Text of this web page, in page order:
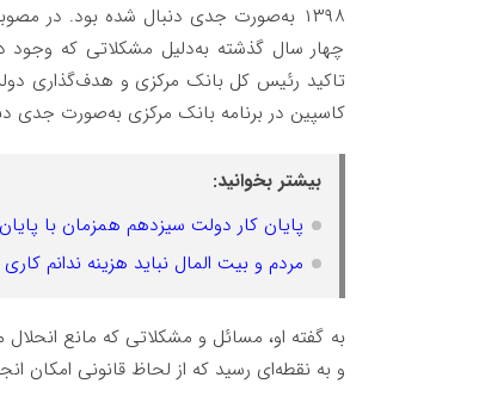
۱۳۹۸ به‌صورت جدی دنبال شده بود. در
چهار سال گذشته به‌دلیل مشکلاتی که وجود
تاکید رئیس کل بانک مرکزی و هدف‌گذاری
کاسپین در برنامه بانک مرکزی به‌صورت جدی
بیشتر بخوانید:
پایان کار دولت سیزدهم همزمان با
مردم و بیت المال نباید هزینه ندانم کاری
به گفته او، مسائل و مشکلاتی که مانع
و به نقطه‌ای رسید که از لحاظ قانونی امکان